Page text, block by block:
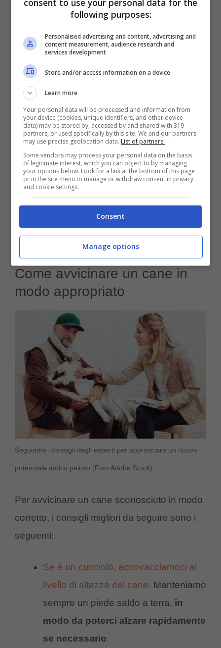
non gli piace essere accarezzato
Potrebbe anche dirci quando il cane ne ha
avuto abbastanza. In ogni caso, dobbiamo
essere calmi, tranquilli e muoverci
lentamente intorno agli animali domestici. Se
il cane sta giocando
a godersi quello che sta facendo.
Se quando ci avviciniamo a un cane, lui/lei
inizia a voltare le spalle o sembra teso,è
molto probabile che non si senta a suo
agio ad averci nel loro spazio. È meglio
fermarsi del tutto, se il cane mostra segni di
Come avvicinare un cane in
modo appropriato
Seguiamo i consigli degli esperti per approcciare un nuovo
potenziale amico peloso (Foto Adobe Stock)
Per avvicinare un cane sconosciuto in modo
corretto, i consigli migliori da seguire sono i
seguenti:
Se è un cucciolo, accovacciamoci al
livello di altezza del cane. Manteniamo
sempre un piede saldo a terra, in
modo da poterci alzare rapidamente
se necessario.
consent to use your personal data for the
following purposes:
Personalised advertising and content, advertising and
content measurement, audience research and
services development
Store and/or access information on a device
Learn more
Your personal data will be processed and information from
your device (cookies, unique identifiers, and other device
data) may be stored by, accessed by and shared with 319
partners, or used specifically by this site. We and our partners
may use precise geolocation data. List of partners.
Some vendors may process your personal data on the basis
of legitimate interest, which you can object to by managing
your options below. Look for a link at the bottom of this page
or in the site menu to manage or withdraw consent in privacy
and cookie settings.
Consent
Manage options